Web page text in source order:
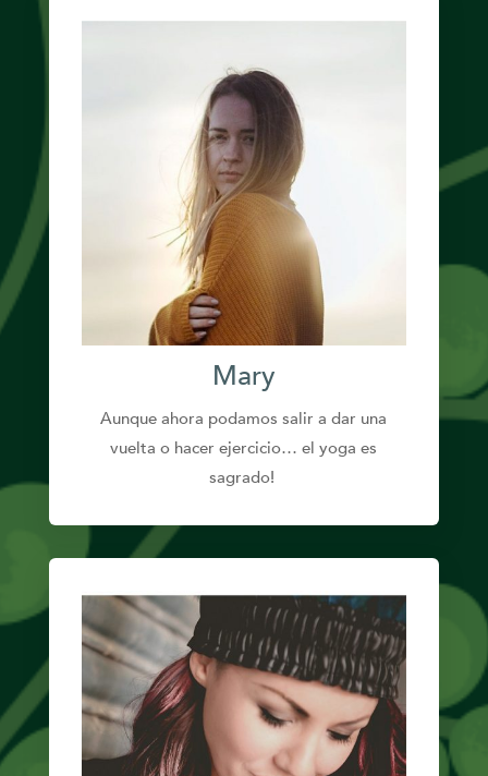
Mary
Aunque ahora podamos salir a dar una
vuelta o hacer ejercicio… el yoga es
sagrado!